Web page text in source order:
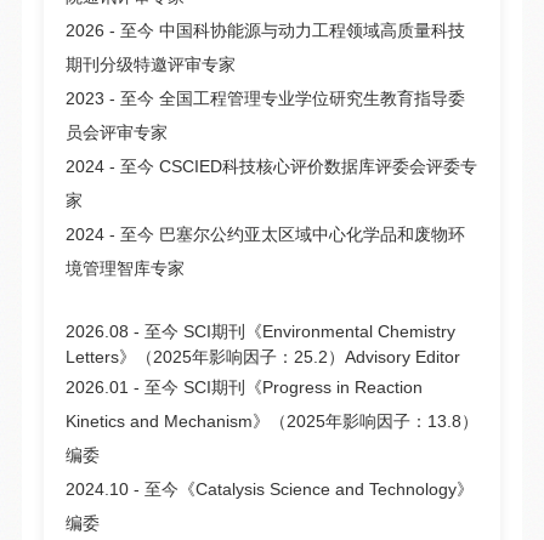
2026 - 至今 中国科协能源与动力工程领域高质量科技
期刊分级特邀评审专家
2023 - 至今 全国工程管理专业学位研究生教育指导委
员会评审专家
2024 - 至今 CSCIED科技核心评价数据库评委会评委专
家
2024 - 至今 巴塞尔公约亚太区域中心化学品和废物环
境管理智库专家
2026.08 - 至今 SCI期刊《Environmental Chemistry
Letters》（2025年影响因子：25.2）Advisory Editor
2026.01 - 至今 SCI期刊《Progress in Reaction
Kinetics and Mechanism》（2025年影响因子：13.8）
编委
2024.10 - 至今《Catalysis Science and Technology》
编委